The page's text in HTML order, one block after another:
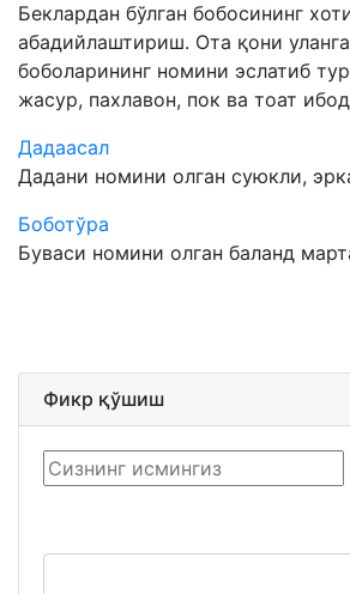
Беклардан бўлган бобосининг
абадийлаштириш. Ота қони
боболарининг номини эслатиб
жасур, пахлавон, пок ва тоат
Дадаасал
Дадани номини олган суюкли,
Боботўра
Буваси номини олган баланд
Фикр қўшиш